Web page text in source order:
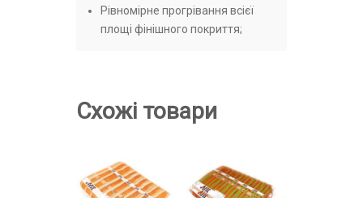
Рівномірне прогрівання всієї
площі фінішного покриття;
Схожі товари